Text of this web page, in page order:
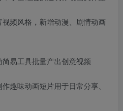
频风格，新增动漫、剧情动画
易工具批量产出创意视频
趣味动画短片用于日常分享、